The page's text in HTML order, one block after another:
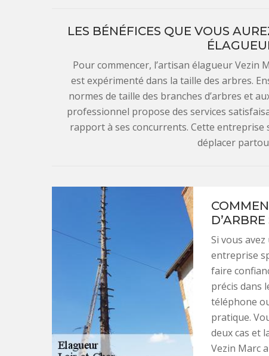
LES BÉNÉFICES QUE VOUS
Pour commencer, l’artisan élagueur Vezin
est expérimenté dans la taille des arbres.
normes de taille des branches d’arbres et
professionnel propose des services
rapport à ses concurrents. Cette entreprise
déplacer
Si vous
entreprise
faire
précis dans
téléphone
pratique.
deux cas et
Vezin Marc